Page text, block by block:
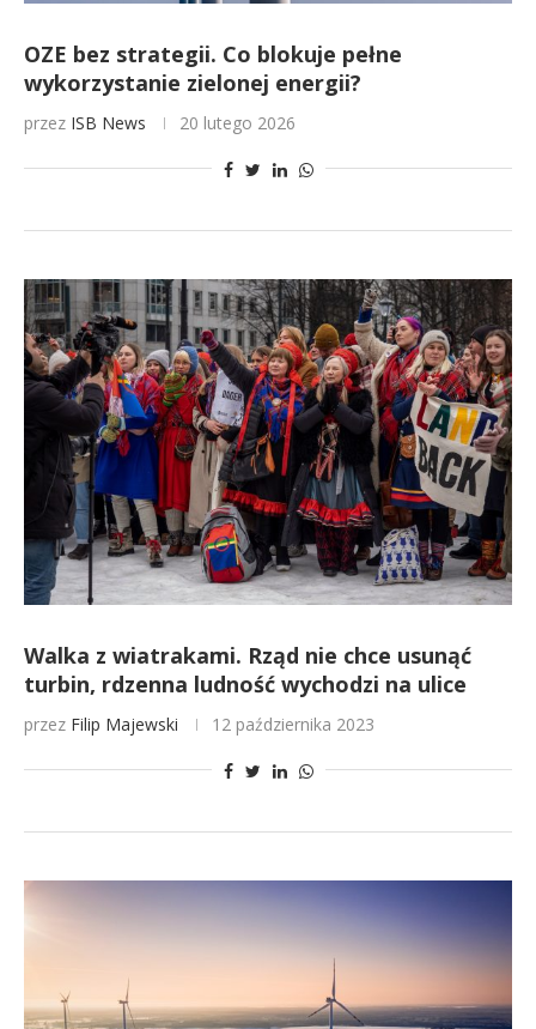
OZE bez strategii. Co blokuje pełne
wykorzystanie zielonej energii?
przez ISB News 20 lutego 2026
Walka z wiatrakami. Rząd nie chce usunąć
turbin, rdzenna ludność wychodzi na ulice
przez Filip Majewski 12 października 2023